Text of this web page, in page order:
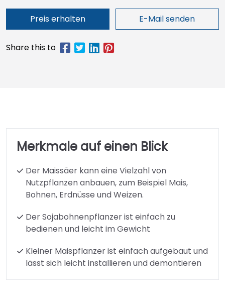
Preis erhalten E-Mail senden
Merkmale auf einen Blick
Der Maissäer kann eine Vielzahl von
Nutzpflanzen anbauen, zum Beispiel Mais,
Bohnen, Erdnüsse und Weizen.
Der Sojabohnenpflanzer ist einfach zu
bedienen und leicht im Gewicht
Kleiner Maispflanzer ist einfach aufgebaut und
lässt sich leicht installieren und demontieren